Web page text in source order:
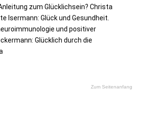
zum Glücklichsein? Christa
Isermann: Glück und Gesundheit.
und positiver
Glücklich durch die
Zum Seitenanfang